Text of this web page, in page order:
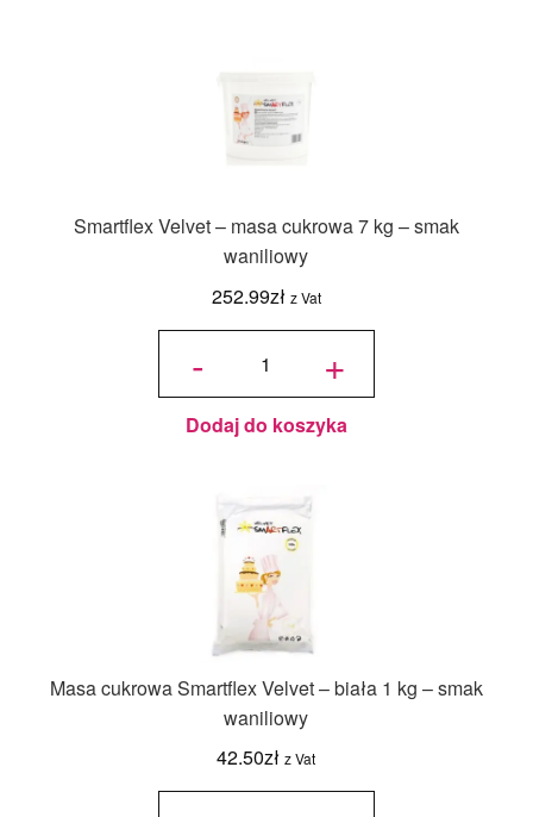
Smartflex Velvet – masa cukrowa 7 kg – smak
waniliowy
252.99zł z Vat
-
ilość
masa
cukrowa
smak
waniliowy
+
Dodaj do koszyka
Masa cukrowa Smartflex Velvet – biała 1 kg – smak
waniliowy
42.50zł z Vat
ilość